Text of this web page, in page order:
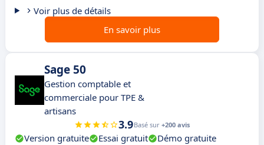
Voir plus de détails
En savoir plus
Sage 50
Gestion comptable et
commerciale pour TPE &
artisans
3.9Basé sur +200 avis
Version gratuite Essai gratuit
Démo gratuite